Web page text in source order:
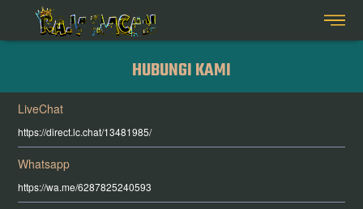
HUBUNGI KAMI
LiveChat
https://direct.lc.chat/13481985/
Whatsapp
https://wa.me/6287825240593